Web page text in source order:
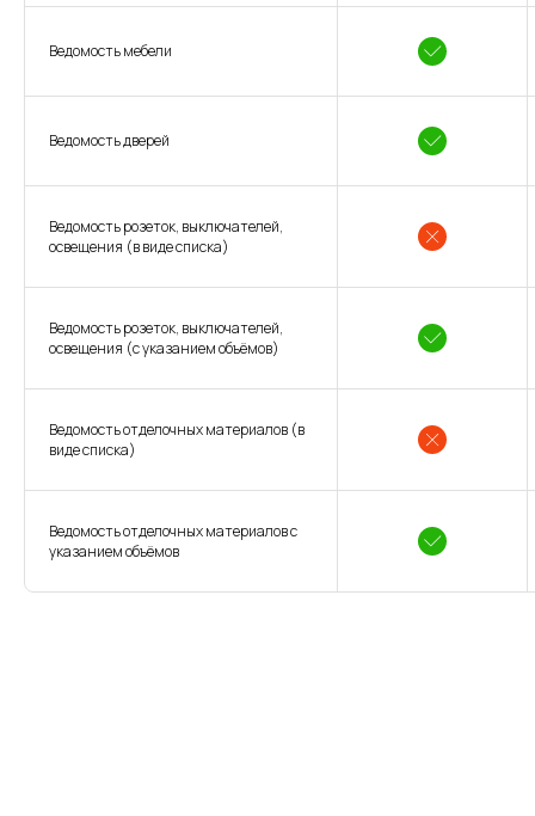
Ведомость мебели
Ведомость дверей
Ведомость розеток, выключателей,
освещения (в виде списка)
Ведомость розеток, выключателей,
освещения (с указанием объёмов)
Ведомость отделочных материалов (в
виде списка)
Ведомость отделочных материалов с
указанием объёмов